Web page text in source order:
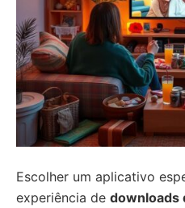
Escolher um aplicativo
experiência de downloads